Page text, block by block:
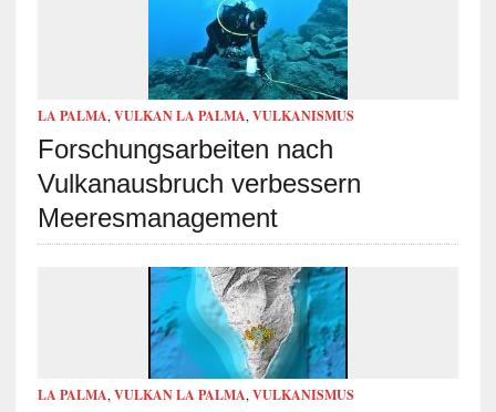
LA PALMA,VULKAN LA PALMA,VULKANISMUS
Forschungsarbeiten nach
Vulkanausbruch verbessern
Meeresmanagement
LA PALMA,VULKAN LA PALMA,VULKANISMUS